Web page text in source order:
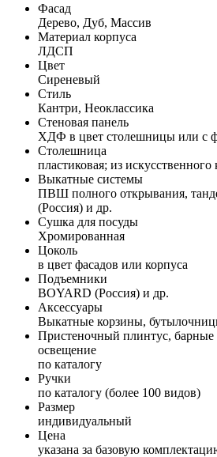
Фасад
Дерево, Дуб, Массив
Материал корпуса
ЛДСП
Цвет
Сиреневый
Стиль
Кантри, Неоклассика
Стеновая панель
ХДФ в цвет столешницы или с
Столешница
пластиковая; из искусственного
Выкатные системы
ПВШ полного открывания,
(Россия) и др.
Сушка для посуды
Хромированная
Цоколь
в цвет фасадов или корпуса
Подъемники
BOYARD (Россия) и др.
Аксессуары
Выкатные корзины,
Пристеночный плинтус, барные
освещение
по каталогу
Ручки
по каталогу (более 100 видов)
Размер
индивидуальный
Цена
указана за базовую